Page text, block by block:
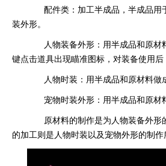
配件类：加工半成品，半成品用
装外形。
人物装备外形：用半成品和原材
键点击道具出现瞄准图标，对装备使用后
人物时装：用半成品和原材料做成
宠物时装外形：用半成品和原材料
原材料的制作是为人物装备外形
的加工则是人物时装以及宠物外形的制作